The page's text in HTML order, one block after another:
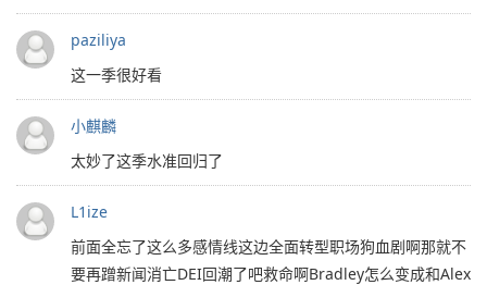
paziliya
这一季很好看
小麒麟
太妙了这季水准回归了
L1ize
前面全忘了这么多感情线这边全面转型职场狗血剧啊那就不
要再蹭新闻消亡DEI回潮了吧救命啊Bradley怎么变成和Alex